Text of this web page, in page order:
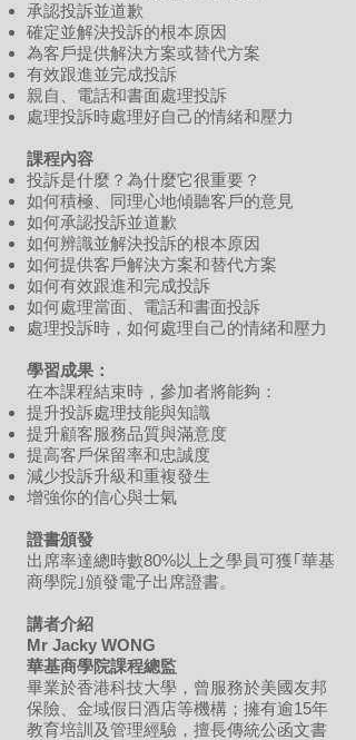
承認投訴並道歉
確定並解決投訴的根本原因
為客戶提供解決方案或替代方案
有效跟進並完成投訴
親自、電話和書面處理投訴
處理投訴時處理好自己的情緒和壓力
課程內容
投訴是什麼？為什麼它很重要？
如何積極、同理心地傾聽客戶的意見
如何承認投訴並道歉
如何辨識並解決投訴的根本原因
如何提供客戶解決方案和替代方案
如何有效跟進和完成投訴
如何處理當面、電話和書面投訴
處理投訴時，如何處理自己的情緒和壓力
學習成果：
在本課程結束時，參加者將能夠：
提升投訴處理技能與知識
提升顧客服務品質與滿意度
提高客戶保留率和忠誠度
減少投訴升級和重複發生
增強你的信心與士氣
證書頒發
出席率達總時數80%以上之學員可獲｢華基
商學院｣頒發​電子出席證書。
講者介紹
Mr Jacky WONG
華基商學院課程總監
畢業於香港科技大學，曾服務於美國友邦
保險、金域假日酒店等機構；擁有逾15年
教育培訓及管理經驗，擅長傳統公函文書